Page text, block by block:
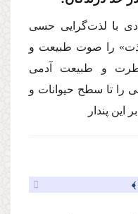
با لذت‌گرایی حسی
را صوت طبیعت و
و طبیعت آدمی
را تا سطح حیوانات و
این پندار